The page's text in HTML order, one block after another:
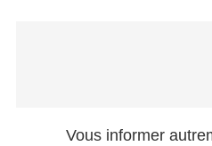
Vous informer